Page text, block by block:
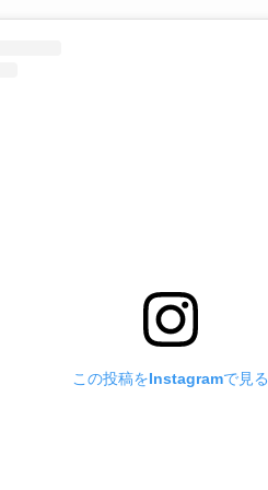
この投稿をInstagramで見る